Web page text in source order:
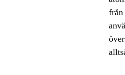
från